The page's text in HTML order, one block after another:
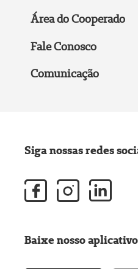
Área do Cooperado
Fale Conosco
Comunicação
Siga nossas redes
Baixe nosso aplicativo